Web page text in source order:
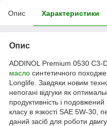
Опис Характеристики
Опис
ADDINOL Premium 0530 C3-
масло синтетичного
Longlife. Завдяки новим
непогані відгуки як
продуктивність і
класу в язкості SAE 5W-30,
даний засіб для роботи